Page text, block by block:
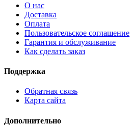
О нас
Доставка
Оплата
Пользовательское соглашение
Гарантия и обслуживание
Как сделать заказ
Поддержка
Обратная связь
Карта сайта
Дополнительно